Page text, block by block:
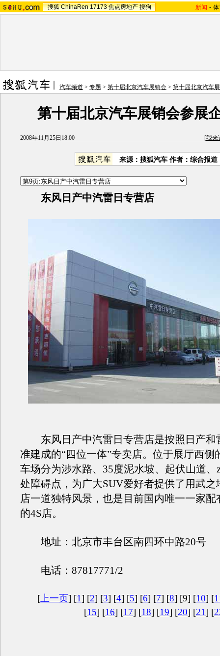
搜狐 ChinaRen 17173 焦点房地产 搜狗 新闻 -
汽车频道 > 专题 > 第十届北京汽车展销会 > 第十届北京汽车
第十届北京汽车展销会参展
2008年11月25日18:00 [我来
来源：搜狐汽车 作者：综合报道
东风日产中汽雷日专营店
东风日产中汽雷日专营店是按照日产和
准建成的“四位一体”专卖店。位于展厅西侧
车场分为涉水路、35度泥水坡、起伏山道、
处障碍点，为广大SUV爱好者提供了用武之
店一道独特风景，也是目前国内唯一一家配
的4S店。
地址：北京市丰台区南四环中路20号
电话：87817771/2
[ 上一页] [1] [2] [3] [4] [5] [6] [7] [8] [9] [10] [
[15] [16] [17] [18] [19] [20] [21] [